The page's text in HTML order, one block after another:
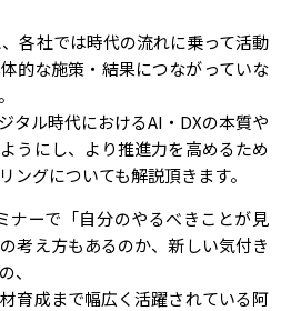
各社では時代の流れに乗って活動
的な施策・結果につながっていな
タル時代におけるAI・DXの本質や
うにし、より推進力を高めるため
ングについても解説頂きます。
ナーで「自分のやるべきことが見
考え方もあるのか、新しい気付き
、
育成まで幅広く活躍されている阿